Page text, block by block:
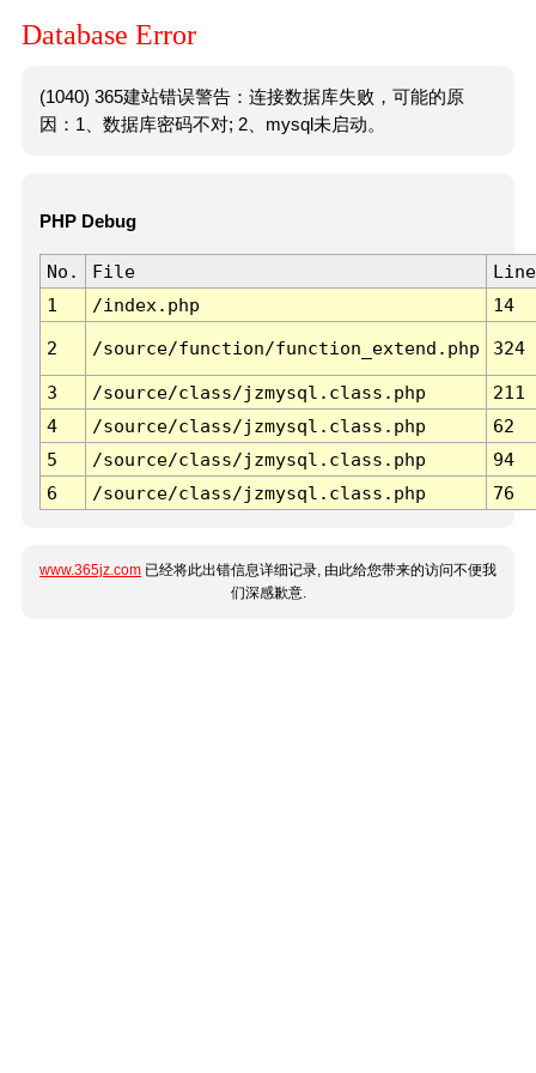
Database Error
(1040) 365建站错误警告：连接数据库失败，可能的原
因：1、数据库密码不对; 2、mysql未启动。
PHP Debug
No. File
Line
1
/index.php 14
2 /source/function/function_extend.php 324
3 /source/class/jzmysql.class.php
211
4
/source/class/jzmysql.class.php
62
5
/source/class/jzmysql.class.php
94
6
/source/class/jzmysql.class.php 76
www.365jz.com 已经将此出错信息详细记录, 由此给您带来的访问不便我
们深感歉意.